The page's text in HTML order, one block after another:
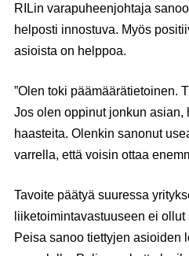
RILin varapuheenjohtaja
helposti innostuva. Myös
asioista on helppoa.
”Olen toki päämäärätietoinen.
Jos olen oppinut jonkun asian,
haasteita. Olenkin sanonut
varrella, että voisin ottaa
Tavoite päätyä suuressa
liiketoimintavastuuseen ei
Peisa sanoo tiettyjen asioiden